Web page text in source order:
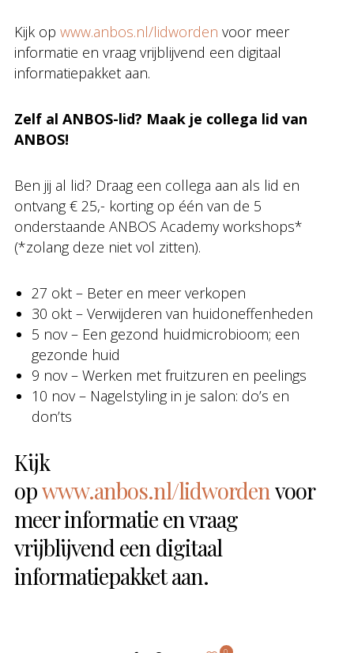
Kijk op www.anbos.nl/lidworden voor meer
informatie en vraag vrijblijvend een digitaal
informatiepakket aan.
Zelf al ANBOS-lid? Maak je collega lid van
ANBOS!
Ben jij al lid? Draag een collega aan als lid en
ontvang € 25,- korting op één van de 5
onderstaande ANBOS Academy workshops*
(*zolang deze niet vol zitten).
27 okt – Beter en meer verkopen
30 okt – Verwijderen van huidoneffenheden
5 nov – Een gezond huidmicrobioom; een
gezonde huid
9 nov – Werken met fruitzuren en peelings
10 nov – Nagelstyling in je salon: do’s en
don’ts
Kijk
opwww.anbos.nl/lidwordenvoor
meer informatie en vraag
vrijblijvend een digitaal
informatiepakket aan.